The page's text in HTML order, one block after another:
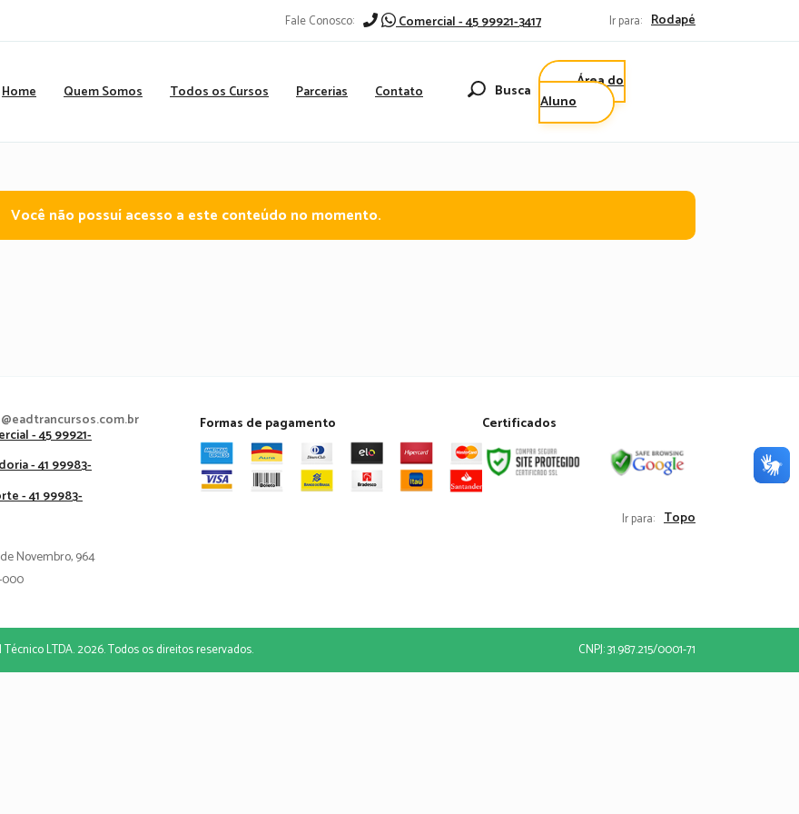
Fale Conosco: Comercial - 45 99921-3417 Ir para: Rodapé
Home Quem Somos Todos os Cursos Parcerias Contato Busca
Área do
Aluno
Você não possuí acesso a este conteúdo no momento.
- 45 99921-
- 41 99983-
- 41 99983-
Novembro, 964
000
Formas de pagamento Certificados
Ir para: Topo
LTDA. 2026. Todos os direitos reservados. CNPJ: 31.987.215/0001-71